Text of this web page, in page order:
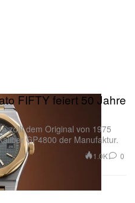
FIFTY feiert 50 Jahre
zollt dem Original von 1975
GP4800 der Manufaktur.
1.0K 0